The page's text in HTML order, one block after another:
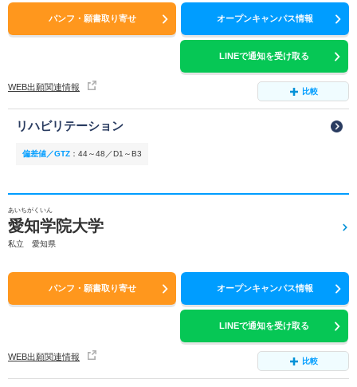
パンフ・願書取り寄せ オープンキャンパス情報
LINEで通知を受け取る
WEB出願関連情報 比較
リハビリテーション
偏差値／GTZ ： 44～48／D1～B3
あいちがくいん
愛知学院大学
私立 愛知県
パンフ・願書取り寄せ オープンキャンパス情報
LINEで通知を受け取る
WEB出願関連情報 比較